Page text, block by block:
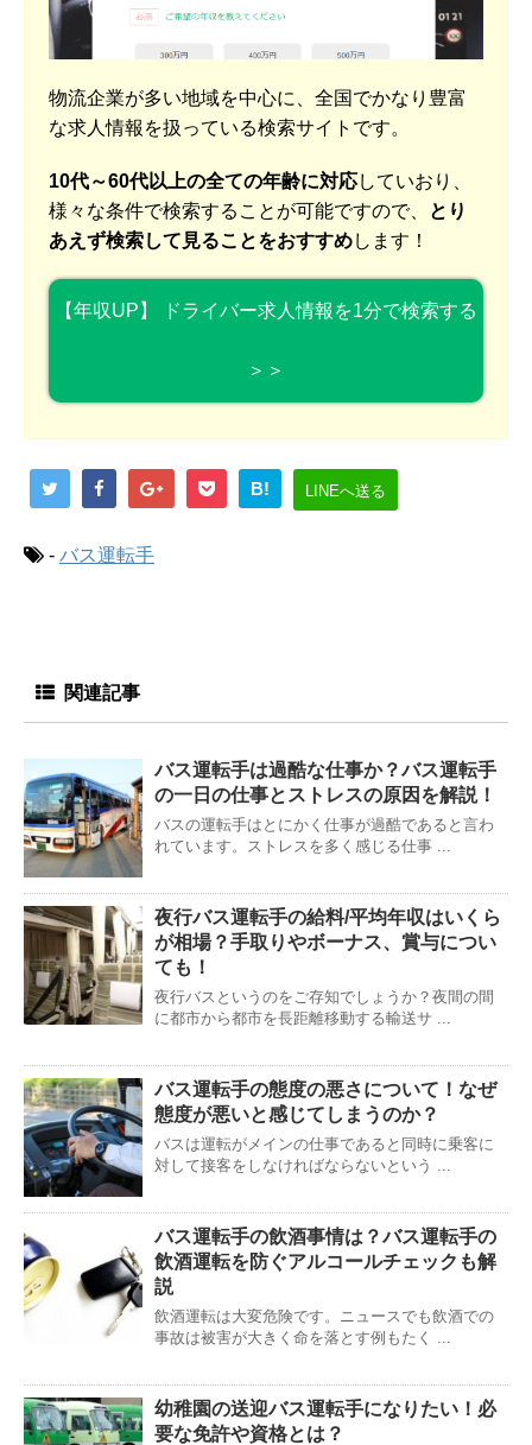
物流企業が多い地域を中心に、全国でかなり豊富
な求人情報を扱っている検索サイトです。
10代～60代以上の全ての年齢に対応していおり、
様々な条件で検索することが可能ですので、
とり
あえず検索して見ることをおすすめします！
【年収UP】 ドライバー求人情報を1分で検索する
＞＞
B! LINEへ送る
- バス運転手
関連記事
バス運転手は過酷な仕事か？バス運転手
の一日の仕事とストレスの原因を解説！
バスの運転手はとにかく仕事が過酷であると言わ
れています。ストレスを多く感じる仕事 ...
夜行バス運転手の給料/平均年収はいくら
が相場？手取りやボーナス、賞与につい
ても！
夜行バスというのをご存知でしょうか？夜間の間
に都市から都市を長距離移動する輸送サ ...
バス運転手の態度の悪さについて！なぜ
態度が悪いと感じてしまうのか？
バスは運転がメインの仕事であると同時に乗客に
対して接客をしなければならないという ...
バス運転手の飲酒事情は？バス運転手の
飲酒運転を防ぐアルコールチェックも解
説
飲酒運転は大変危険です。ニュースでも飲酒での
事故は被害が大きく命を落とす例もたく ...
幼稚園の送迎バス運転手になりたい！必
要な免許や資格とは？